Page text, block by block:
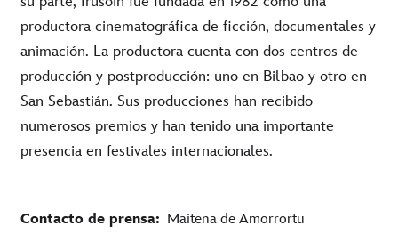
productora cinematográfica de ficción, documentales y
animación. La productora cuenta con dos centros de
producción y postproducción: uno en Bilbao y otro en
San Sebastián. Sus producciones han recibido
numerosos premios y han tenido una importante
presencia en festivales internacionales.
Contacto de prensa: Maitena de Amorrortu